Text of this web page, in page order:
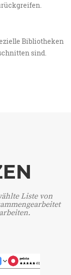
Bibliotheken
sind.
Liste von